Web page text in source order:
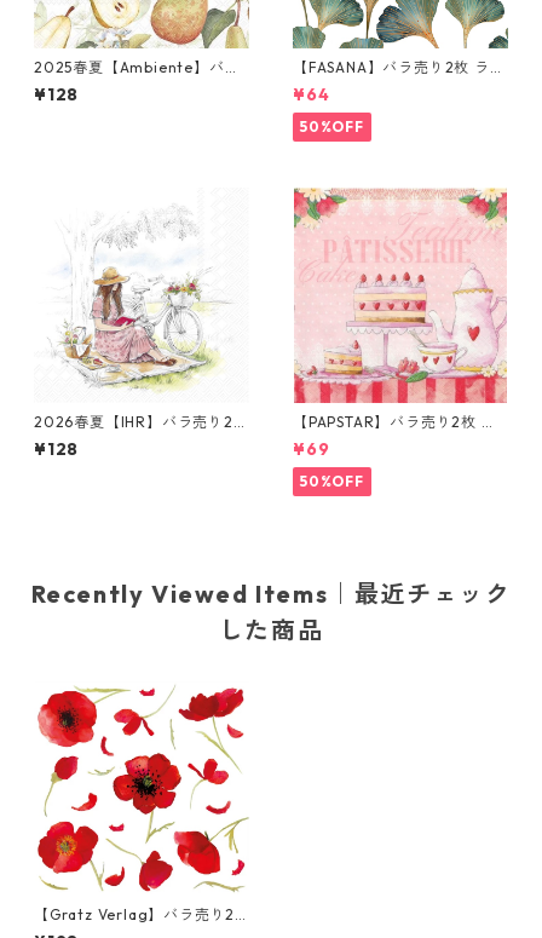
2025春夏【Ambiente】バラ
売り2枚 ランチサイズ ペーパ
ーナプキン Pears ホワイト
¥128
【FASANA】バラ売り2枚 ラン
チサイズ ペーパーナプキン Gi
nkgo deluxe ホワイト
¥64
50%OFF
2026春夏【IHR】バラ売り2枚
ランチサイズ ペーパーナプキ
ン PICNIC ホワイト
¥128
【PAPSTAR】バラ売り2枚 ラ
ンチサイズ ペーパーナプキン
patisserie ピンク
¥69
50%OFF
Recently Viewed Items｜最近チェック
した商品
【Gratz Verlag】バラ売り2
枚 ランチサイズ ペーパーナプ